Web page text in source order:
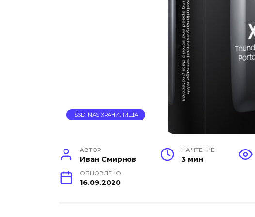
SSD, NAS ХРАНИЛИЩА
АВТОР
Иван Смирнов
НА ЧТЕНИЕ
3 мин
ОБНОВЛЕНО
16.09.2020